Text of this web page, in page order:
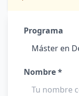
Programa
Nombre *